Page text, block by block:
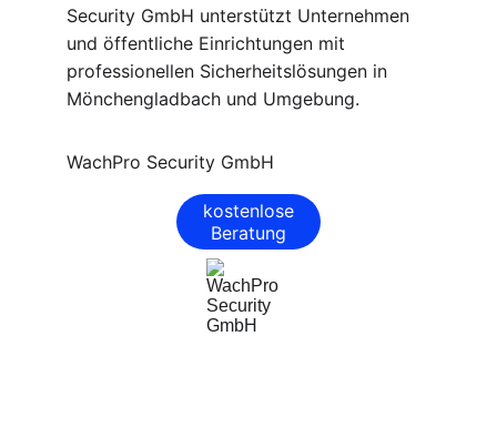
Security GmbH unterstützt Unternehmen
und öffentliche Einrichtungen mit
professionellen Sicherheitslösungen in
Mönchengladbach und Umgebung.
WachPro Security GmbH
kostenlose
Beratung